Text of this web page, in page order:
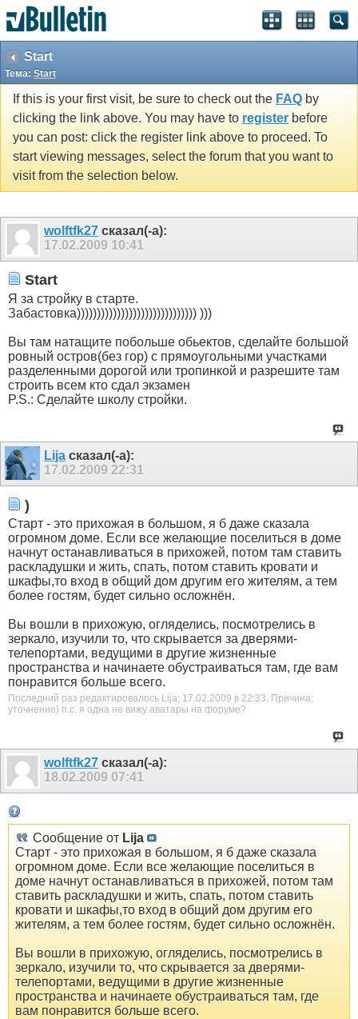
Start
Тема: Start
If this is your first visit, be sure to check out the FAQ by
clicking the link above. You may have to register before
you can post: click the register link above to proceed. To
start viewing messages, select the forum that you want to
visit from the selection below.
wolftfk27 сказал(-а):
17.02.2009 10:41
Start
Я за стройку в старте.
Забастовка)))))))))))))))))))))))))))))) )))
Вы там натащите побольше обьектов, сделайте большой
ровный остров(без гор) с прямоугольными участками
разделенными дорогой или тропинкой и разрешите там
строить всем кто сдал экзамен
P.S.: Сделайте школу стройки.
Lija сказал(-а):
17.02.2009 22:31
)
Старт - это прихожая в большом, я б даже сказала
огромном доме. Если все желающие поселиться в доме
начнут останавливаться в прихожей, потом там ставить
раскладушки и жить, спать, потом ставить кровати и
шкафы,то вход в общий дом другим его жителям, а тем
более гостям, будет сильно осложнён.
Вы вошли в прихожую, огляделись, посмотрелись в
зеркало, изучили то, что скрывается за дверями-
телепортами, ведущими в другие жизненные
пространства и начинаете обустраиваться там, где вам
понравится больше всего.
Последний раз редактировалось Lija; 17.02.2009 в 22:33 Причина:
уточнение) п.с. я одна не вижу аватары на форуме?
wolftfk27 сказал(-а):
18.02.2009 07:41
Сообщение от Lija
Старт - это прихожая в большом, я б даже сказала
огромном доме. Если все желающие поселиться в
доме начнут останавливаться в прихожей, потом там
ставить раскладушки и жить, спать, потом ставить
кровати и шкафы,то вход в общий дом другим его
жителям, а тем более гостям, будет сильно осложнён.
Вы вошли в прихожую, огляделись, посмотрелись в
зеркало, изучили то, что скрывается за дверями-
телепортами, ведущими в другие жизненные
пространства и начинаете обустраиваться там, где
вам понравится больше всего.